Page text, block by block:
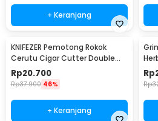
+ Keranjang
KNIFEZER Pemotong Rokok
Cerutu Cigar Cutter Double
Blade - EC-50A
Rp20.700
Rp37.900 46%
+ Keranjang
Rp
Rp